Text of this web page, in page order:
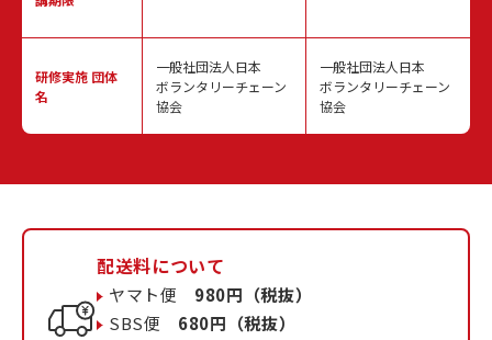
研修実施 団体
名
一般社団法人日本
ボランタリーチェーン
協会
一般社団法人日本
ボランタリーチェーン
協会
配送料について
ヤマト便 980円（税抜）
SBS便 680円（税抜）